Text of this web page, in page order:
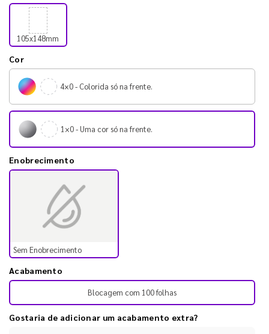
105x148mm
Cor
4×0 - Colorida só na frente.
1×0 - Uma cor só na frente.
Enobrecimento
Sem Enobrecimento
Acabamento
Blocagem com 100 folhas
Gostaria de adicionar um acabamento extra?